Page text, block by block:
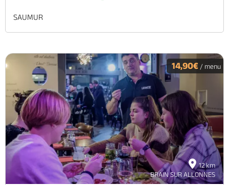
SAUMUR
12 km
BRAIN SUR ALLONNES
14,90€ / menu